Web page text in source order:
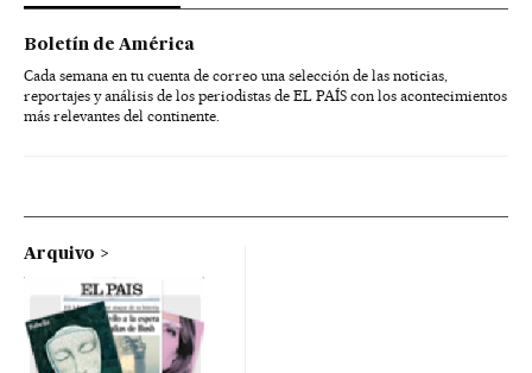
Boletín de América
Cada semana en tu cuenta de correo una selección de las noticias,
reportajes y análisis de los periodistas de EL PAÍS con los acontecimientos
más relevantes del continente.
Arquivo